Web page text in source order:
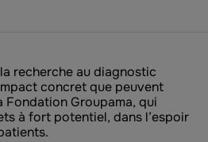
recherche au diagnostic
concret que peuvent
Fondation Groupama, qui
à fort potentiel, dans l’espoir